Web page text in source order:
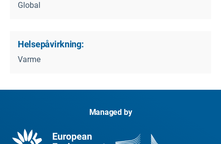
Global
Helsepåvirkning:
Varme
Managed by